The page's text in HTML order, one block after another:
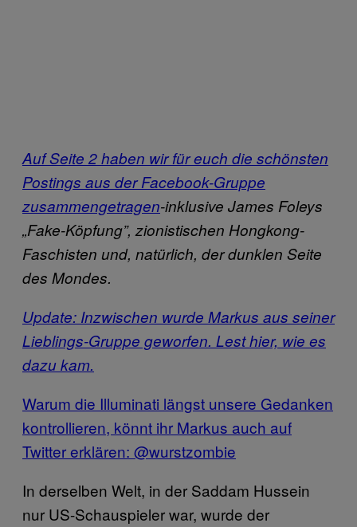
Auf Seite 2 haben wir für euch die schönsten
Postings aus der Facebook-Gruppe
zusammengetragen-inklusive James Foleys
„Fake-Köpfung”, zionistischen Hongkong-
Faschisten und, natürlich, der dunklen Seite
des Mondes.
Update: Inzwischen wurde Markus aus seiner
Lieblings-Gruppe geworfen. Lest hier, wie es
dazu kam.
Warum die Illuminati längst unsere Gedanken
kontrollieren, könnt ihr Markus auch auf
Twitter erklären: @wurstzombie
In derselben Welt, in der Saddam Hussein
nur US-Schauspieler war, wurde der